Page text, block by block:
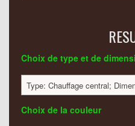
Choix de type et de
Choix de la couleur